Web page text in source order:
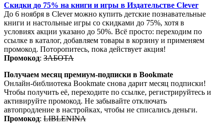
Скидки до 75% на книги и игры в Издательстве Clever
До 6 ноября в Clever можно купить детские познавательные
книги и настольные игры со скидками до 75%, хотя в
условиях акции указано до 50%. Всё просто: переходим по
ссылке в каталог, добавляем товары в корзину и применяем
промокод. Поторопитесь, пока действует акция!
Промокод: ЗАБОТА
Получаем месяц премиум-подписки в Bookmate
Онлайн-библиотека Bookmate снова дарит месяц подписки!
Чтобы получить её, переходите по ссылке, регистрируйтесь и
активируйте промокод. Не забывайте отключать
автопродление в настройках, чтобы не списались деньги.
Промокод: LIBLENINA